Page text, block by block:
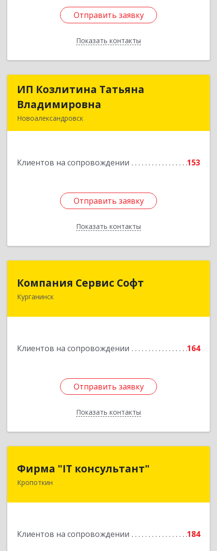
Отправить заявку
Показать контакты
Отправить заявку
Назад
ИП Козлитина Татьяна
Владимировна
Новоалександровск
Клиентов на сопровождении 153
Отправить заявку
Показать контакты
ИП Козлитина Татьяна
Подробнее
Отправить заявку
Назад
Компания Сервис Софт
Курганинск
Клиентов на сопровождении 164
Отправить заявку
Показать контакты
Компания Сервис Софт
352430, Краснодарский край, Курганинск г,
Отправить заявку
Назад
Фирма "IT консультант"
Кропоткин
Клиентов на сопровождении 184
352389, Краснодарский край, Кавказский р-н,